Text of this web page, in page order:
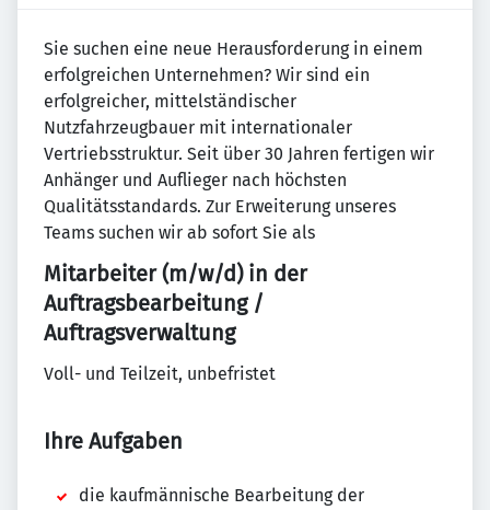
Sie suchen eine neue Herausforderung in einem
erfolgreichen Unternehmen? Wir sind ein
erfolgreicher, mittelständischer
Nutzfahrzeugbauer mit internationaler
Vertriebsstruktur. Seit über 30 Jahren fertigen wir
Anhänger und Auflieger nach höchsten
Qualitätsstandards. Zur Erweiterung unseres
Teams suchen wir ab sofort Sie als
Mitarbeiter (m/w/d) in der
Auftragsbearbeitung /
Auftragsverwaltung
Voll- und Teilzeit, unbefristet
Ihre Aufgaben
die kaufmännische Bearbeitung der